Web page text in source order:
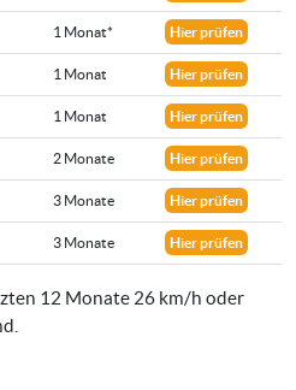
1 Monat* Hier prüfen
1 Monat Hier prüfen
1 Monat Hier prüfen
2 Monate Hier prüfen
3 Monate Hier prüfen
3 Monate Hier prüfen
12 Monate 26 km/h oder